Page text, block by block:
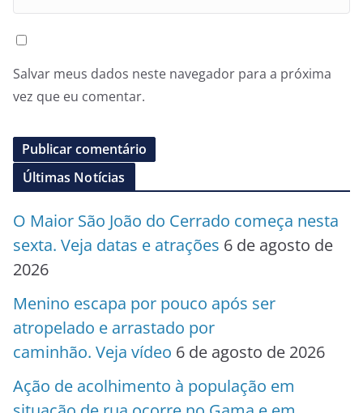
Salvar meus dados neste navegador para a próxima
vez que eu comentar.
Últimas Notícias
O Maior São João do Cerrado começa nesta
sexta. Veja datas e atrações 6 de agosto de
2026
Menino escapa por pouco após ser
atropelado e arrastado por
caminhão. Veja vídeo 6 de agosto de 2026
Ação de acolhimento à população em